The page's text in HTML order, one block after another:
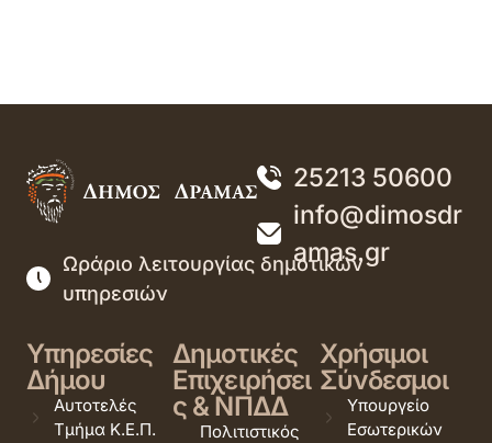
25213 50600
info@dimosdr
amas.gr
Ωράριο λειτουργίας δημοτικών
υπηρεσιών
Υπηρεσίες
Δήμου
Αυτοτελές
Τμήμα Κ.Ε.Π.
Δημοτικές
Επιχειρήσει
ς & ΝΠΔΔ
Πολιτιστικός
Χρήσιμοι
Σύνδεσμοι
Υπουργείο
Εσωτερικών